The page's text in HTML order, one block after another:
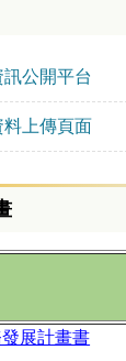
公開平台
上傳頁面
展計畫書